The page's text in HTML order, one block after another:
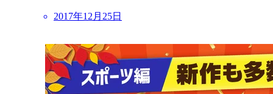
2017年12月25日